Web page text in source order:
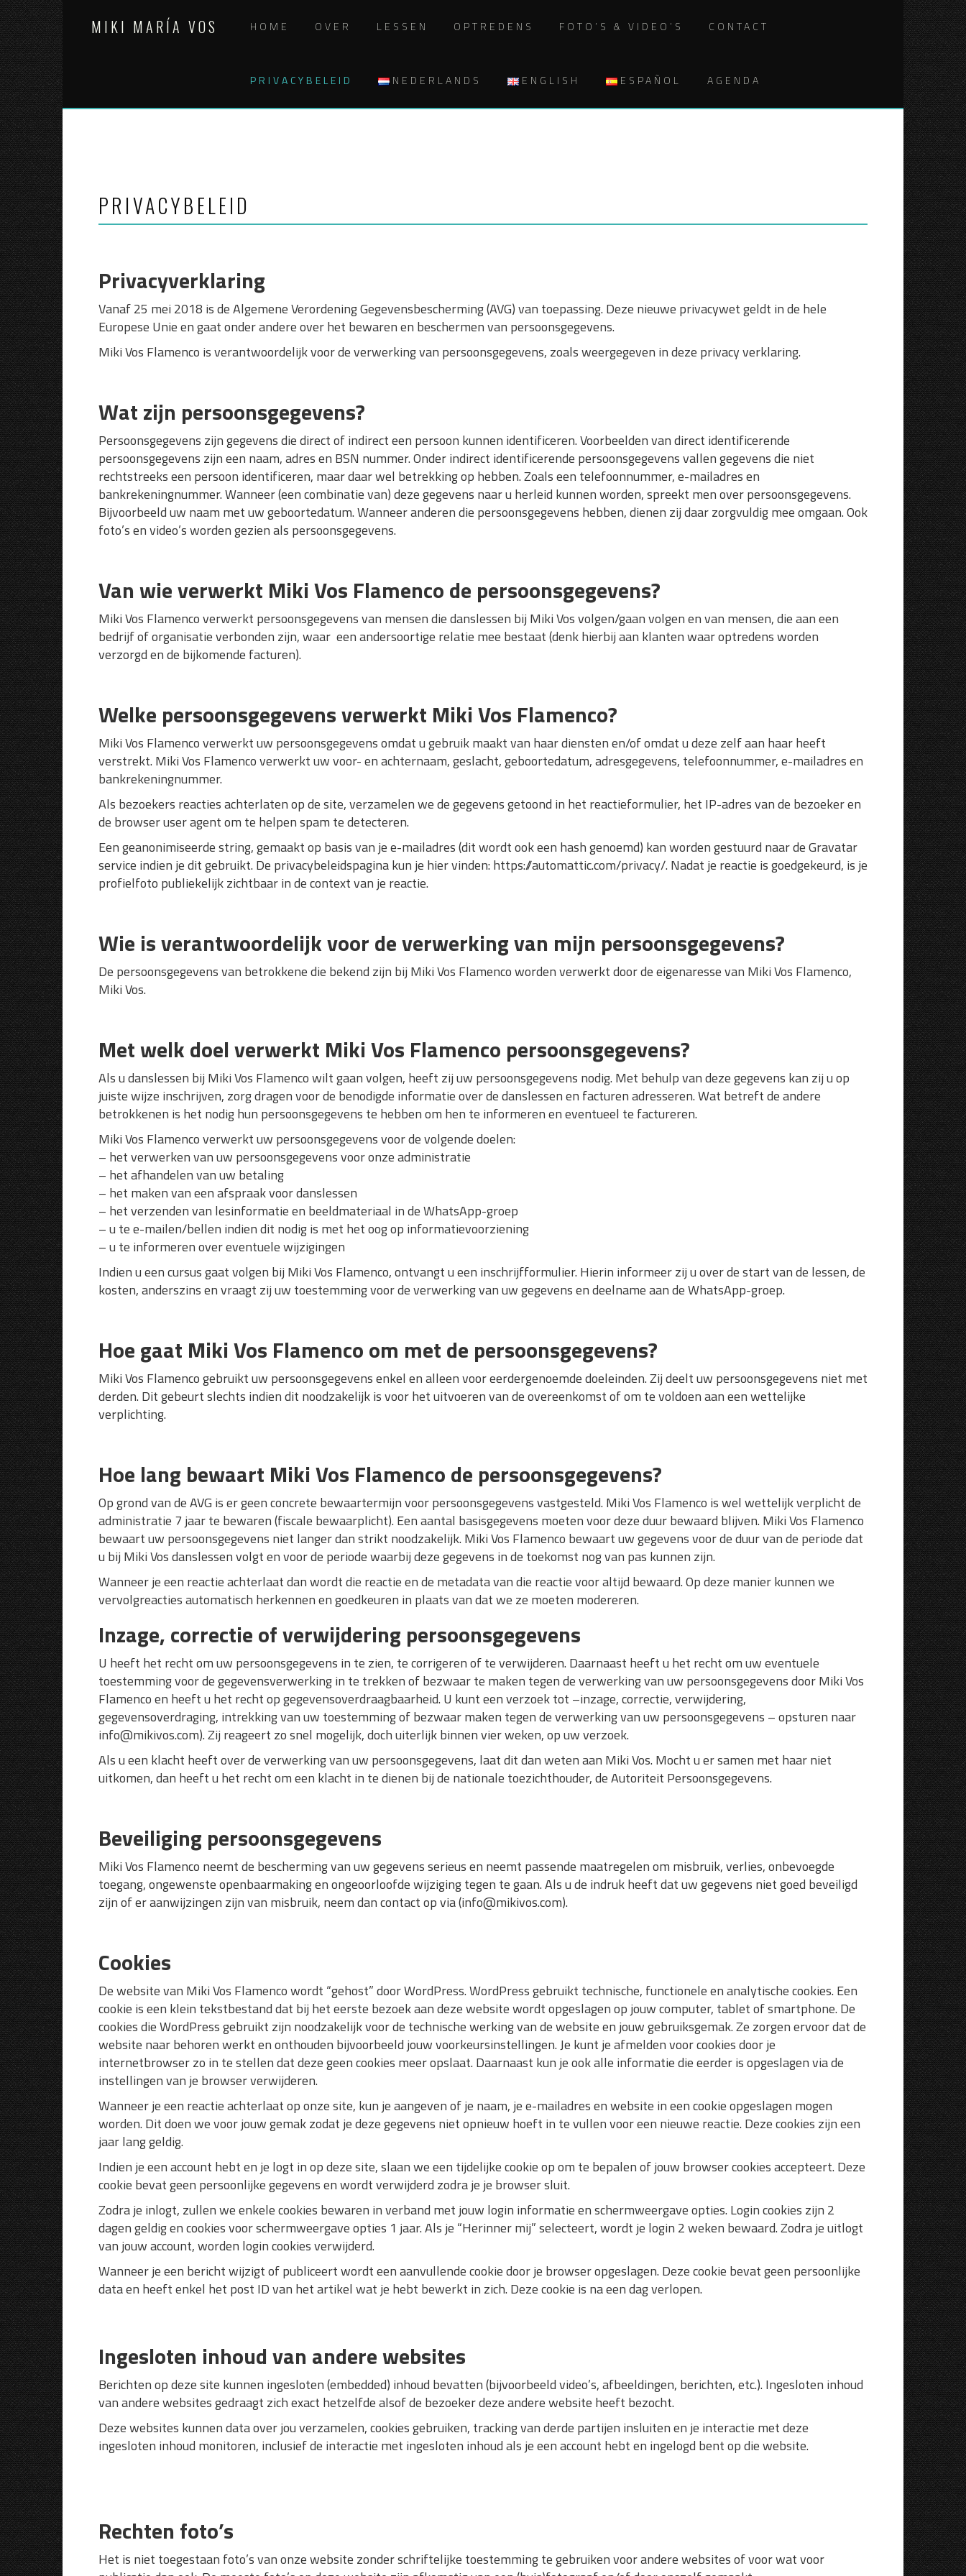
Skip
to
content
MIKI MARÍA VOS HOME OVER LESSEN OPTREDENS FOTO’S & VIDEO’S CONTACT
PRIVACYBELEID NEDERLANDS ENGLISH ESPAÑOL AGENDA
PRIVACYBELEID
Privacyverklaring
Vanaf 25 mei 2018 is de Algemene Verordening Gegevensbescherming (AVG) van toepassing. Deze nieuwe privacywet geldt in de hele
Europese Unie en gaat onder andere over het bewaren en beschermen van persoonsgegevens.
Miki Vos Flamenco is verantwoordelijk voor de verwerking van persoonsgegevens, zoals weergegeven in deze privacy verklaring.
Wat zijn persoonsgegevens?
Persoonsgegevens zijn gegevens die direct of indirect een persoon kunnen identificeren. Voorbeelden van direct identificerende
persoonsgegevens zijn een naam, adres en BSN nummer. Onder indirect identificerende persoonsgegevens vallen gegevens die niet
rechtstreeks een persoon identificeren, maar daar wel betrekking op hebben. Zoals een telefoonnummer, e-mailadres en
bankrekeningnummer. Wanneer (een combinatie van) deze gegevens naar u herleid kunnen worden, spreekt men over persoonsgegevens.
Bijvoorbeeld uw naam met uw geboortedatum. Wanneer anderen die persoonsgegevens hebben, dienen zij daar zorgvuldig mee omgaan. Ook
foto’s en video’s worden gezien als persoonsgegevens.
Van wie verwerkt Miki Vos Flamenco de persoonsgegevens?
Miki Vos Flamenco verwerkt persoonsgegevens van mensen die danslessen bij Miki Vos volgen/gaan volgen en van mensen, die aan een
bedrijf of organisatie verbonden zijn, waar een andersoortige relatie mee bestaat (denk hierbij aan klanten waar optredens worden
verzorgd en de bijkomende facturen).
Welke persoonsgegevens verwerkt Miki Vos Flamenco?
Miki Vos Flamenco verwerkt uw persoonsgegevens omdat u gebruik maakt van haar diensten en/of omdat u deze zelf aan haar heeft
verstrekt. Miki Vos Flamenco verwerkt uw voor- en achternaam, geslacht, geboortedatum, adresgegevens, telefoonnummer, e-mailadres en
bankrekeningnummer.
Als bezoekers reacties achterlaten op de site, verzamelen we de gegevens getoond in het reactieformulier, het IP-adres van de bezoeker en
de browser user agent om te helpen spam te detecteren.
Een geanonimiseerde string, gemaakt op basis van je e-mailadres (dit wordt ook een hash genoemd) kan worden gestuurd naar de Gravatar
service indien je dit gebruikt. De privacybeleidspagina kun je hier vinden: https://automattic.com/privacy/. Nadat je reactie is goedgekeurd, is je
profielfoto publiekelijk zichtbaar in de context van je reactie.
Wie is verantwoordelijk voor de verwerking van mijn persoonsgegevens?
De persoonsgegevens van betrokkene die bekend zijn bij Miki Vos Flamenco worden verwerkt door de eigenaresse van Miki Vos Flamenco,
Miki Vos.
Met welk doel verwerkt Miki Vos Flamenco persoonsgegevens?
Als u danslessen bij Miki Vos Flamenco wilt gaan volgen, heeft zij uw persoonsgegevens nodig. Met behulp van deze gegevens kan zij u op
juiste wijze inschrijven, zorg dragen voor de benodigde informatie over de danslessen en facturen adresseren. Wat betreft de andere
betrokkenen is het nodig hun persoonsgegevens te hebben om hen te informeren en eventueel te factureren.
Miki Vos Flamenco verwerkt uw persoonsgegevens voor de volgende doelen:
– het verwerken van uw persoonsgegevens voor onze administratie
– het afhandelen van uw betaling
– het maken van een afspraak voor danslessen
– het verzenden van lesinformatie en beeldmateriaal in de WhatsApp-groep
– u te e-mailen/bellen indien dit nodig is met het oog op informatievoorziening
– u te informeren over eventuele wijzigingen
Indien u een cursus gaat volgen bij Miki Vos Flamenco, ontvangt u een inschrijfformulier. Hierin informeer zij u over de start van de lessen, de
kosten, anderszins en vraagt zij uw toestemming voor de verwerking van uw gegevens en deelname aan de WhatsApp-groep.
Hoe gaat Miki Vos Flamenco om met de persoonsgegevens?
Miki Vos Flamenco gebruikt uw persoonsgegevens enkel en alleen voor eerdergenoemde doeleinden. Zij deelt uw persoonsgegevens niet met
derden. Dit gebeurt slechts indien dit noodzakelijk is voor het uitvoeren van de overeenkomst of om te voldoen aan een wettelijke
verplichting.
Hoe lang bewaart Miki Vos Flamenco de persoonsgegevens?
Op grond van de AVG is er geen concrete bewaartermijn voor persoonsgegevens vastgesteld. Miki Vos Flamenco is wel wettelijk verplicht de
administratie 7 jaar te bewaren (fiscale bewaarplicht). Een aantal basisgegevens moeten voor deze duur bewaard blijven. Miki Vos Flamenco
bewaart uw persoonsgegevens niet langer dan strikt noodzakelijk. Miki Vos Flamenco bewaart uw gegevens voor de duur van de periode dat
u bij Miki Vos danslessen volgt en voor de periode waarbij deze gegevens in de toekomst nog van pas kunnen zijn.
Wanneer je een reactie achterlaat dan wordt die reactie en de metadata van die reactie voor altijd bewaard. Op deze manier kunnen we
vervolgreacties automatisch herkennen en goedkeuren in plaats van dat we ze moeten modereren.
Inzage, correctie of verwijdering persoonsgegevens
U heeft het recht om uw persoonsgegevens in te zien, te corrigeren of te verwijderen. Daarnaast heeft u het recht om uw eventuele
toestemming voor de gegevensverwerking in te trekken of bezwaar te maken tegen de verwerking van uw persoonsgegevens door Miki Vos
Flamenco en heeft u het recht op gegevensoverdraagbaarheid. U kunt een verzoek tot –inzage, correctie, verwijdering,
gegevensoverdraging, intrekking van uw toestemming of bezwaar maken tegen de verwerking van uw persoonsgegevens – opsturen naar
info@mikivos.com). Zij reageert zo snel mogelijk, doch uiterlijk binnen vier weken, op uw verzoek.
Als u een klacht heeft over de verwerking van uw persoonsgegevens, laat dit dan weten aan Miki Vos. Mocht u er samen met haar niet
uitkomen, dan heeft u het recht om een klacht in te dienen bij de nationale toezichthouder, de Autoriteit Persoonsgegevens.
Beveiliging persoonsgegevens
Miki Vos Flamenco neemt de bescherming van uw gegevens serieus en neemt passende maatregelen om misbruik, verlies, onbevoegde
toegang, ongewenste openbaarmaking en ongeoorloofde wijziging tegen te gaan. Als u de indruk heeft dat uw gegevens niet goed beveiligd
zijn of er aanwijzingen zijn van misbruik, neem dan contact op via (info@mikivos.com).
Cookies
De website van Miki Vos Flamenco wordt “gehost” door WordPress. WordPress gebruikt technische, functionele en analytische cookies. Een
cookie is een klein tekstbestand dat bij het eerste bezoek aan deze website wordt opgeslagen op jouw computer, tablet of smartphone. De
cookies die WordPress gebruikt zijn noodzakelijk voor de technische werking van de website en jouw gebruiksgemak. Ze zorgen ervoor dat de
website naar behoren werkt en onthouden bijvoorbeeld jouw voorkeursinstellingen. Je kunt je afmelden voor cookies door je
internetbrowser zo in te stellen dat deze geen cookies meer opslaat. Daarnaast kun je ook alle informatie die eerder is opgeslagen via de
instellingen van je browser verwijderen.
Wanneer je een reactie achterlaat op onze site, kun je aangeven of je naam, je e-mailadres en website in een cookie opgeslagen mogen
worden. Dit doen we voor jouw gemak zodat je deze gegevens niet opnieuw hoeft in te vullen voor een nieuwe reactie. Deze cookies zijn een
jaar lang geldig.
Indien je een account hebt en je logt in op deze site, slaan we een tijdelijke cookie op om te bepalen of jouw browser cookies accepteert. Deze
cookie bevat geen persoonlijke gegevens en wordt verwijderd zodra je je browser sluit.
Zodra je inlogt, zullen we enkele cookies bewaren in verband met jouw login informatie en schermweergave opties. Login cookies zijn 2
dagen geldig en cookies voor schermweergave opties 1 jaar. Als je “Herinner mij” selecteert, wordt je login 2 weken bewaard. Zodra je uitlogt
van jouw account, worden login cookies verwijderd.
Wanneer je een bericht wijzigt of publiceert wordt een aanvullende cookie door je browser opgeslagen. Deze cookie bevat geen persoonlijke
data en heeft enkel het post ID van het artikel wat je hebt bewerkt in zich. Deze cookie is na een dag verlopen.
Ingesloten inhoud van andere websites
Berichten op deze site kunnen ingesloten (embedded) inhoud bevatten (bijvoorbeeld video’s, afbeeldingen, berichten, etc.). Ingesloten inhoud
van andere websites gedraagt zich exact hetzelfde alsof de bezoeker deze andere website heeft bezocht.
Deze websites kunnen data over jou verzamelen, cookies gebruiken, tracking van derde partijen insluiten en je interactie met deze
ingesloten inhoud monitoren, inclusief de interactie met ingesloten inhoud als je een account hebt en ingelogd bent op die website.
Rechten foto’s
Het is niet toegestaan foto’s van onze website zonder schriftelijke toestemming te gebruiken voor andere websites of voor wat voor